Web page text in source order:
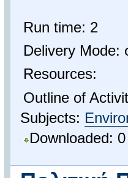
Run time: 2
Delivery Mode:
Resources:
Outline of
Subjects:
Downloaded: